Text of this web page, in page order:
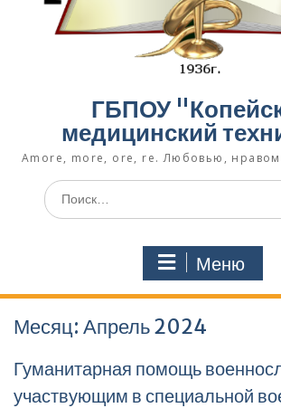
ГБПОУ
медицинский
Amore, more, ore, re. Любовью,
Поиск
по:
Меню
Месяц: Апрель 2024
Гуманитарная помощь
участвующим в специальной